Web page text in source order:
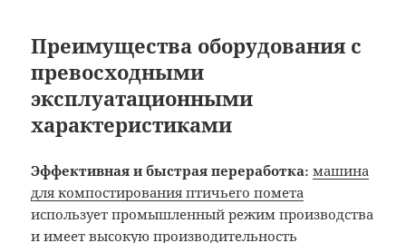
Преимущества оборудования с
превосходными
эксплуатационными
характеристиками
Эффективная и быстрая переработка: машина
для компостирования птичьего помета
использует промышленный режим производства
и имеет высокую производительность